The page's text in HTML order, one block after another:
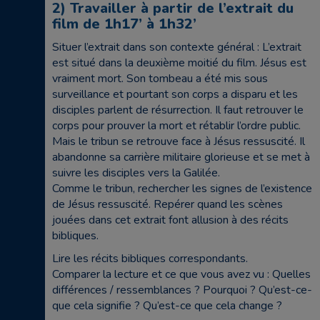
2) Travailler à partir de l’extrait du
film de 1h17’ à 1h32’
Situer l’extrait dans son contexte général : L’extrait
est situé dans la deuxième moitié du film. Jésus est
vraiment mort. Son tombeau a été mis sous
surveillance et pourtant son corps a disparu et les
disciples parlent de résurrection. Il faut retrouver le
corps pour prouver la mort et rétablir l’ordre public.
Mais le tribun se retrouve face à Jésus ressuscité. Il
abandonne sa carrière militaire glorieuse et se met à
suivre les disciples vers la Galilée.
Comme le tribun, rechercher les signes de l’existence
de Jésus ressuscité. Repérer quand les scènes
jouées dans cet extrait font allusion à des récits
bibliques.
Lire les récits bibliques correspondants.
Comparer la lecture et ce que vous avez vu : Quelles
différences / ressemblances ? Pourquoi ? Qu’est-ce-
que cela signifie ? Qu’est-ce que cela change ?